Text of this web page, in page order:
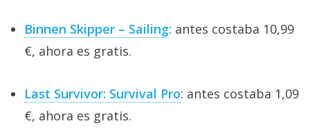
Binnen Skipper – Sailing: antes costaba 10,99
€, ahora es gratis.
Last Survivor: Survival Pro: antes costaba 1,09
€, ahora es gratis.